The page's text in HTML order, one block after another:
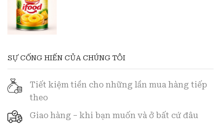
SỰ CỐNG HIẾN CỦA CHÚNG TÔI
Tiết kiệm tiền cho những lần mua hàng tiếp
theo
Giao hàng – khi bạn muốn và ở bất cứ đâu